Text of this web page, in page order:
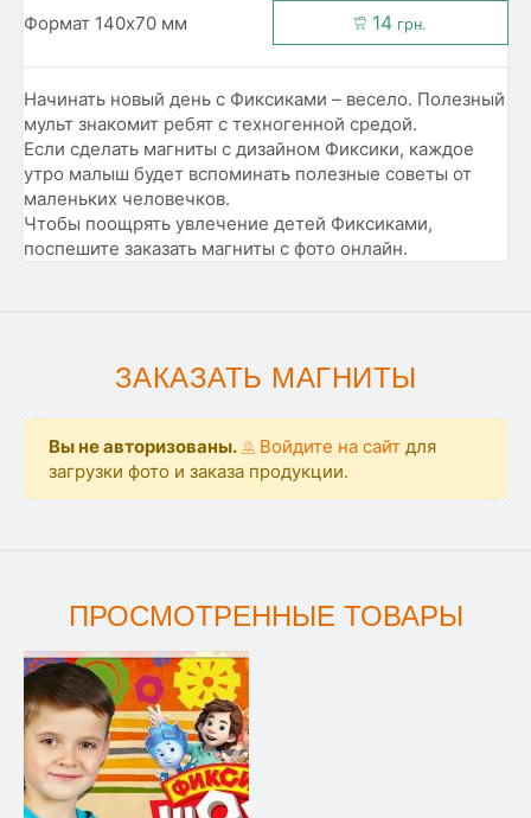
Формат 140x70 мм 14 грн.
Начинать новый день с Фиксиками – весело. Полезный
мульт знакомит ребят с техногенной средой.
Если сделать магниты с дизайном Фиксики, каждое
утро малыш будет вспоминать полезные советы от
маленьких человечков.
Чтобы поощрять увлечение детей Фиксиками,
поспешите заказать магниты с фото онлайн.
ЗАКАЗАТЬ МАГНИТЫ
Вы не авторизованы. Войдите на сайт для
загрузки фото и заказа продукции.
ПРОСМОТРЕННЫЕ ТОВАРЫ